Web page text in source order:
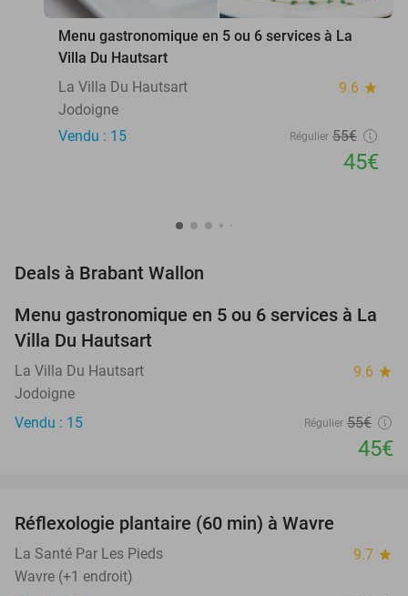
Menu gastronomique en 5 ou 6 services à La
Villa Du Hautsart
La Villa Du Hautsart
9.6 star
Jodoigne
Vendu : 15
Régulier 55€
45€
Deals à Brabant Wallon
18%
NEW
TODAY
Menu gastronomique en 5 ou 6 services à La
Villa Du Hautsart
La Villa Du Hautsart 9.6 star
Jodoigne
Vendu : 15
Régulier 55€
45€
TODAY
Réflexologie plantaire (60 min) à Wavre
La Santé Par Les Pieds 9.7 star
Wavre (+1 endroit)